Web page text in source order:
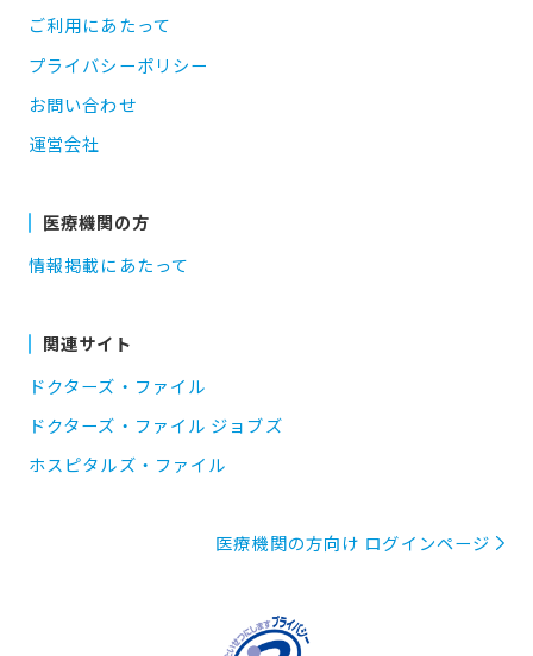
ご利用にあたって
プライバシーポリシー
お問い合わせ
運営会社
医療機関の方
情報掲載にあたって
関連サイト
ドクターズ・ファイル
ドクターズ・ファイル ジョブズ
ホスピタルズ・ファイル
医療機関の方向け ログインページ